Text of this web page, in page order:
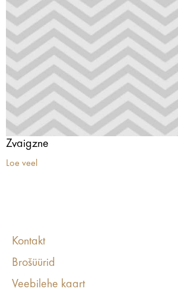
Zvaigzne
Loe veel
Kontakt
Brošüürid
Veebilehe kaart